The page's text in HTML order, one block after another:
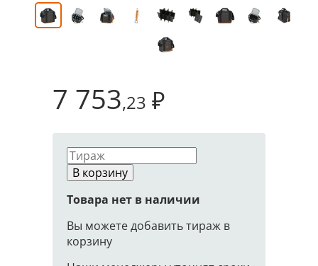
7 753,23 ₽
В корзину
Товара нет в наличии
Вы можете добавить тираж в
корзину